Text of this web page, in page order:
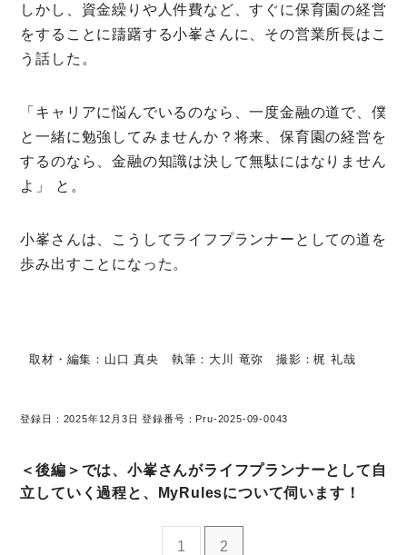
しかし、資金繰りや人件費など、すぐに保育園の経営
をすることに躊躇する小峯さんに、その営業所長はこ
う話した。
「キャリアに悩んでいるのなら、一度金融の道で、僕
と一緒に勉強してみませんか？将来、保育園の経営を
するのなら、金融の知識は決して無駄にはなりません
よ」 と。
小峯さんは、こうしてライフプランナーとしての道を
歩み出すことになった。
取材・編集：山口 真央 執筆：大川 竜弥 撮影：梶 礼哉
登録日：2025年12月3日 登録番号：Pru-2025-09-0043
＜後編＞では、小峯さんがライフプランナーとして自
立していく過程と、MyRulesについて伺います！
1 2